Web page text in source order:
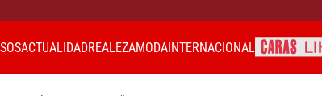
ACTUALIDADREALEZAMODAINTERNACIONAL